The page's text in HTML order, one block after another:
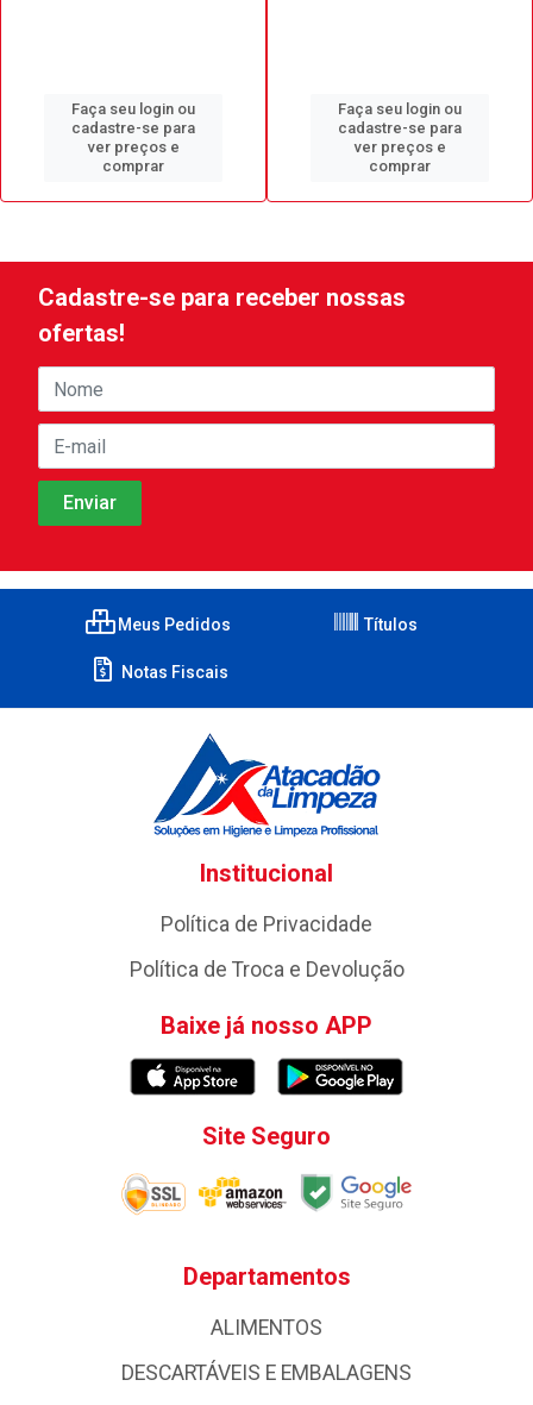
Faça seu login ou
cadastre-se para
ver preços e
comprar
Faça seu login ou
cadastre-se para
ver preços e
comprar
Cadastre-se para receber nossas
ofertas!
Meus Pedidos Títulos
Notas Fiscais
Institucional
Política de Privacidade
Política de Troca e Devolução
Baixe já nosso APP
Site Seguro
Departamentos
ALIMENTOS
DESCARTÁVEIS E EMBALAGENS